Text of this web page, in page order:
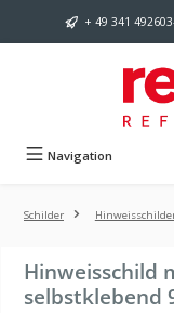
Zum Hauptinhalt springen
+ 49 341
Navigation
Schilder
Hinweisschild
selbstklebend